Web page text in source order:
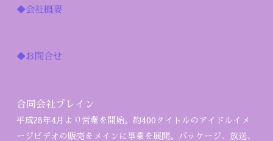
◆会社概要
◆お問合せ
合同会社ブレイン
平成28年4月より営業を開始。約400タイトルのアイドルイメ
ージビデオの販売をメインに事業を展開。パッケージ、放送、